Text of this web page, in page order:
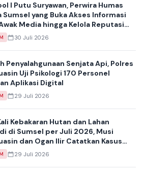
I Putu Suryawan, Perwira Humas
Sumsel yang Buka Akses Informasi
Media hingga Kelola Reputasi
30 Juli 2026
Penyalahgunaan Senjata Api, Polres
Uji Psikologi 170 Personel
Aplikasi Digital
29 Juli 2026
Kebakaran Hutan dan Lahan
di Sumsel per Juli 2026, Musi
dan Ogan Ilir Catatkan Kasus
29 Juli 2026